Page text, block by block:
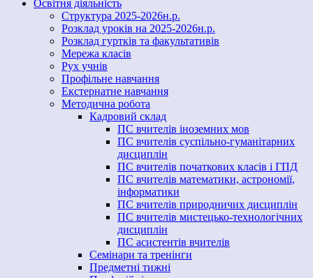
Освітня діяльність
Структура 2025-2026н.р.
Розклад уроків на 2025-2026н.р.
Розклад гуртків та факультативів
Мережа класів
Рух учнів
Профільне навчання
Екстернатне навчання
Методична робота
Кадровий склад
ПС вчителів іноземних мов
ПС вчителів суспільно-гуманітарних
дисциплін
ПС вчителів початкових класів і ГПД
ПС вчителів математики, астрономії,
інформатики
ПС вчителів природничих дисциплін
ПС вчителів мистецько-технологічних
дисциплін
ПС асистентів вчителів
Семінари та тренінги
Предметні тижні